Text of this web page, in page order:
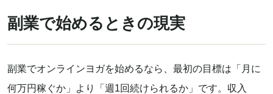
副業で始めるときの現実
副業でオンラインヨガを始めるなら、最初の目標は「月に
何万円稼ぐか」より「週1回続けられるか」です。収入